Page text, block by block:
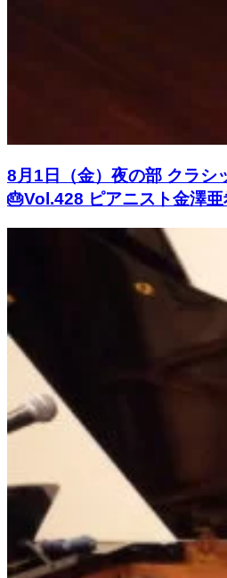
8月1日（金）夜の部 クラシ
🎂Vol.428 ピアニスト金澤亜